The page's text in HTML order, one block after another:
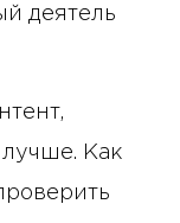
деятель
Как